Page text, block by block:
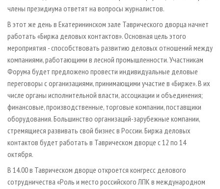
члены президиума ответят на вопросы журналистов.
В этот же день в Екатерининском зале Таврического дворца начнет
работать «Биржа деловых контактов». Основная цель этого
мероприятия - способствовать развитию деловых отношений между
компаниями, работающими в лесной промышленности. Участникам
Форума будет предложено провести индивидуальные деловые
переговоры с организациями, принимающими участие в «Бирже». В их
числе органы исполнительной власти, ассоциации и объединения;
финансовые, производственные, торговые компании, поставщики
оборудования. Большинство организаций-зарубежные компании,
стремящиеся развивать свой бизнес в России. Биржа деловых
контактов будет работать в Таврическом дворце с 12 по 14
октября.
В 14.00 в Таврическом дворце откроется конгресс делового
сотрудничества «Роль и место российского ЛПК в международном